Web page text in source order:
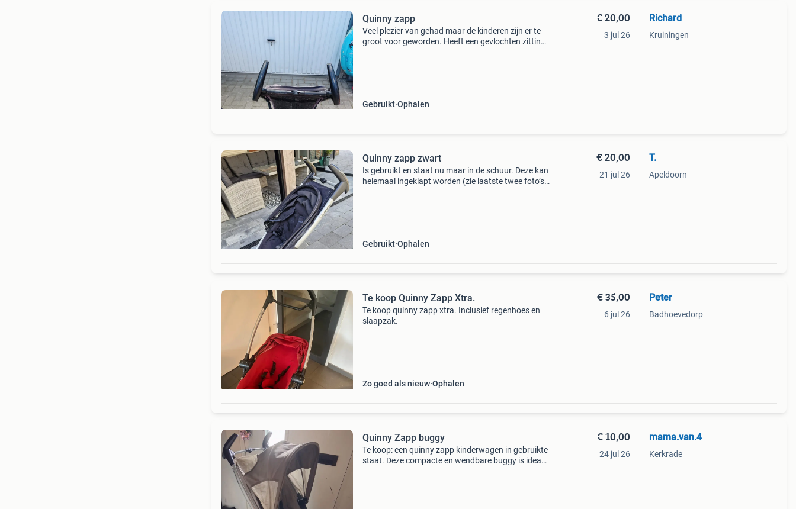
Quinny zapp
Veel plezier van gehad maar de kinderen zijn er te
groot voor geworden. Heeft een gevlochten zitting
Gebruikt Ophalen
€ 20,00
3 jul 26
Richard
Kruiningen
Quinny zapp zwart
Is gebruikt en staat nu maar in de schuur. Deze kan
helemaal ingeklapt worden (zie laatste twee foto’s)
Gebruikt Ophalen
€ 20,00
21 jul 26
T.
Apeldoorn
Te koop Quinny Zapp Xtra.
Te koop quinny zapp xtra. Inclusief regenhoes en
slaapzak.
Zo goed als nieuw Ophalen
€ 35,00
6 jul 26
Peter
Badhoevedorp
Quinny Zapp buggy
Te koop: een quinny zapp kinderwagen in gebruikte
staat. Deze compacte en wendbare buggy is ideaal
€ 10,00
24 jul 26
mama.van.4
Kerkrade